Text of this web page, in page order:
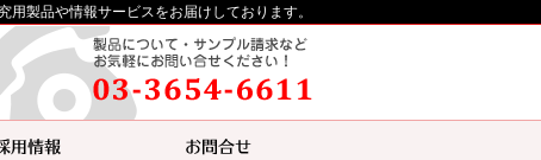
製品や情報サービスをお届けしております。